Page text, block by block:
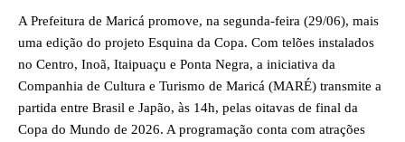
A Prefeitura de Maricá promove, na segunda-feira (29/06), mais
uma edição do projeto Esquina da Copa. Com telões instalados
no Centro, Inoã, Itaipuaçu e Ponta Negra, a iniciativa da
Companhia de Cultura e Turismo de Maricá (MARÉ) transmite a
partida entre Brasil e Japão, às 14h, pelas oitavas de final da
Copa do Mundo de 2026. A programação conta com atrações